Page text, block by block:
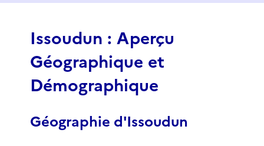
f
Issoudun : Aperçu
Géographique et
Démographique
Géographie d'Issoudun